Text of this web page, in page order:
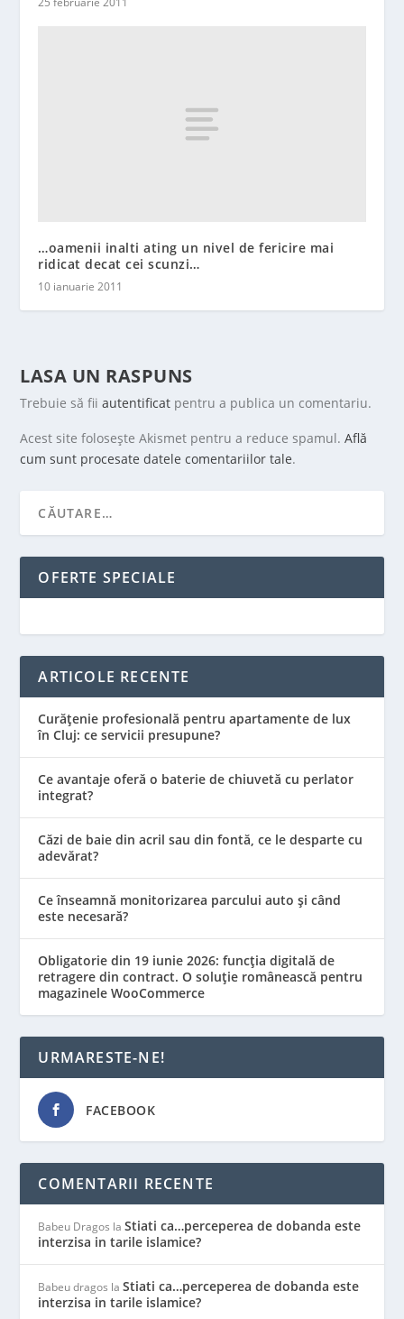
…oamenii inalti ating un nivel de fericire mai
ridicat decat cei scunzi…
10 ianuarie 2011
LASA UN RASPUNS
Trebuie să fiiautentificat pentru a publica un comentariu.
Acest site folosește Akismet pentru a reduce spamul.Află
cum sunt procesate datele comentariilor tale.
OFERTE SPECIALE
ARTICOLE RECENTE
Curățenie profesională pentru apartamente de lux
în Cluj: ce servicii presupune?
Ce avantaje oferă o baterie de chiuvetă cu perlator
integrat?
Căzi de baie din acril sau din fontă, ce le desparte cu
adevărat?
Ce înseamnă monitorizarea parcului auto și când
este necesară?
Obligatorie din 19 iunie 2026: funcția digitală de
retragere din contract. O soluție românească pentru
magazinele WooCommerce
URMARESTE-NE!
FACEBOOK
COMENTARII RECENTE
Babeu Dragos laStiati ca…perceperea de dobanda este
interzisa in tarile islamice?
Babeu dragos laStiati ca…perceperea de dobanda este
interzisa in tarile islamice?